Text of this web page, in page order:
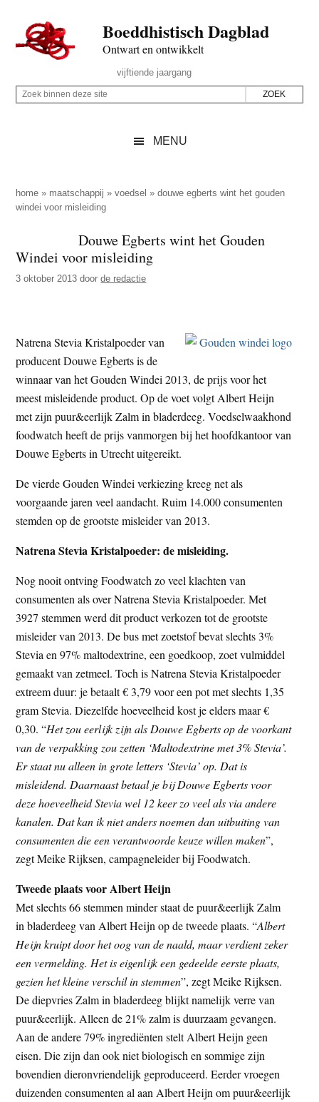
naar
de
inhoud
secondary
naar
de
sidebar
naar
de
Boeddhistisch Dagblad
Ontwart en ontwikkelt
Rechts
vijftiende jaargang
Z
p
d
z
e
t
e
Z
i
n
n
d
e
i
MENU
home » maatschappij »voedsel »douwe egberts wint het gouden
windei voor misleiding
Douwe Egberts wint het Gouden
Windei voor misleiding
3 oktober 2013 doorde redactie
Natrena Stevia Kristalpoeder van
producent Douwe Egberts is de
winnaar van het Gouden Windei 2013, de prijs voor het
meest misleidende product. Op de voet volgt Albert Heijn
met zijn puur&eerlijk Zalm in bladerdeeg. Voedselwaakhond
foodwatch heeft de prijs vanmorgen bij het hoofdkantoor van
Douwe Egberts in Utrecht uitgereikt.
De vierde Gouden Windei verkiezing kreeg net als
voorgaande jaren veel aandacht. Ruim 14.000 consumenten
stemden op de grootste misleider van 2013.
Natrena Stevia Kristalpoeder: de misleiding.
Nog nooit ontving Foodwatch zo veel klachten van
consumenten als over Natrena Stevia Kristalpoeder. Met
3927 stemmen werd dit product verkozen tot de grootste
misleider van 2013. De bus met zoetstof bevat slechts 3%
Stevia en 97% maltodextrine, een goedkoop, zoet vulmiddel
gemaakt van zetmeel. Toch is Natrena Stevia Kristalpoeder
extreem duur: je betaalt € 3,79 voor een pot met slechts 1,35
gram Stevia. Diezelfde hoeveelheid kost je elders maar €
0,30. “Het zou eerlijk zijn als Douwe Egberts op de voorkant
van de verpakking zou zetten ‘Maltodextrine met 3% Stevia’.
Er staat nu alleen in grote letters ‘Stevia’ op. Dat is
misleidend. Daarnaast betaal je bij Douwe Egberts voor
deze hoeveelheid Stevia wel 12 keer zo veel als via andere
kanalen. Dat kan ik niet anders noemen dan uitbuiting van
consumenten die een verantwoorde keuze willen maken”,
zegt Meike Rijksen, campagneleider bij Foodwatch.
Tweede plaats voor Albert Heijn
Met slechts 66 stemmen minder staat de puur&eerlijk Zalm
in bladerdeeg van Albert Heijn op de tweede plaats. “Albert
Heijn kruipt door het oog van de naald, maar verdient zeker
een vermelding. Het is eigenlijk een gedeelde eerste plaats,
gezien het kleine verschil in stemmen”, zegt Meike Rijksen.
De diepvries Zalm in bladerdeeg blijkt namelijk verre van
puur&eerlijk. Alleen de 21% zalm is duurzaam gevangen.
Aan de andere 79% ingrediënten stelt Albert Heijn geen
eisen. Die zijn dan ook niet biologisch en sommige zijn
bovendien dieronvriendelijk geproduceerd. Eerder vroegen
duizenden consumenten al aan Albert Heijn om puur&eerlijk